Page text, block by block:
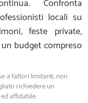
Confronta
locali su
feste private,
budget compreso
a fattori limitanti, non
richiedere un
affidabile.